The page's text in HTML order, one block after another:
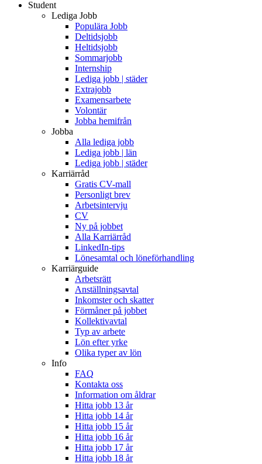
Student
Lediga Jobb
Populära Jobb
Deltidsjobb
Heltidsjobb
Sommarjobb
Internship
Lediga jobb | städer
Extrajobb
Examensarbete
Volontär
Jobba hemifrån
Jobba
Alla lediga jobb
Lediga jobb | län
Lediga jobb | städer
Karriärråd
Gratis CV-mall
Personligt brev
Arbetsintervju
CV
Ny på jobbet
Alla Karriärråd
LinkedIn-tips
Lönesamtal och löneförhandling
Karriärguide
Arbetsrätt
Anställningsavtal
Inkomster och skatter
Förmåner på jobbet
Kollektivavtal
Typ av arbete
Lön efter yrke
Olika typer av lön
Info
FAQ
Kontakta oss
Information om åldrar
Hitta jobb 13 år
Hitta jobb 14 år
Hitta jobb 15 år
Hitta jobb 16 år
Hitta jobb 17 år
Hitta jobb 18 år